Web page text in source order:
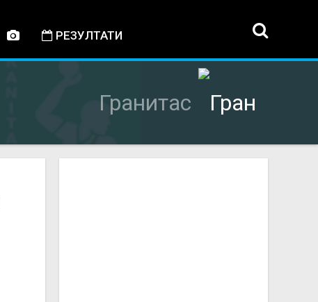
РЕЗУЛТАТИ
Гранитас